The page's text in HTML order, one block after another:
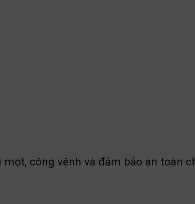
công vênh và đảm bảo an toàn